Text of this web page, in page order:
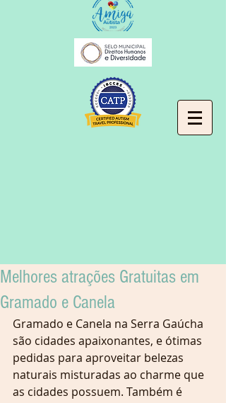
Melhores atrações Gratuitas em
Gramado e Canela
Gramado e Canela na Serra Gaúcha
são cidades apaixonantes, e ótimas
pedidas para aproveitar belezas
naturais misturadas ao charme que
as cidades possuem. Também é